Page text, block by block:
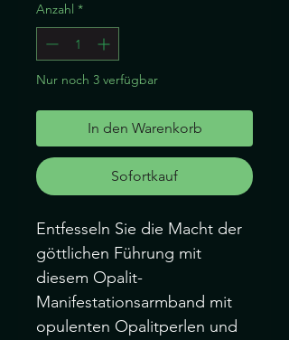
Anzahl *
Nur noch 3 verfügbar
In den Warenkorb
Sofortkauf
Entfesseln Sie die Macht der
göttlichen Führung mit
diesem Opalit-
Manifestationsarmband mit
opulenten Opalitperlen und